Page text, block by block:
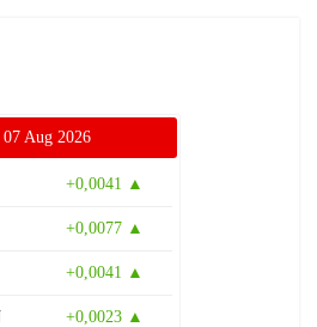
Aug 2026
+0,0041 ▲
+0,0077 ▲
+0,0041 ▲
+0,0023 ▲